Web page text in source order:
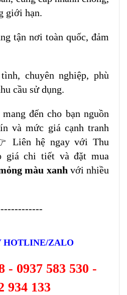
giới hạn.
tận nơi toàn quốc, đảm
chuyên nghiệp, phù
cầu sử dụng.
đến cho bạn nguồn
và mức giá cạnh tranh
Liên hệ ngay với Thu
giá chi tiết và đặt mua
màu xanh với nhiều
HOTLINE/ZALO
- 0937 583 530 -
934 133